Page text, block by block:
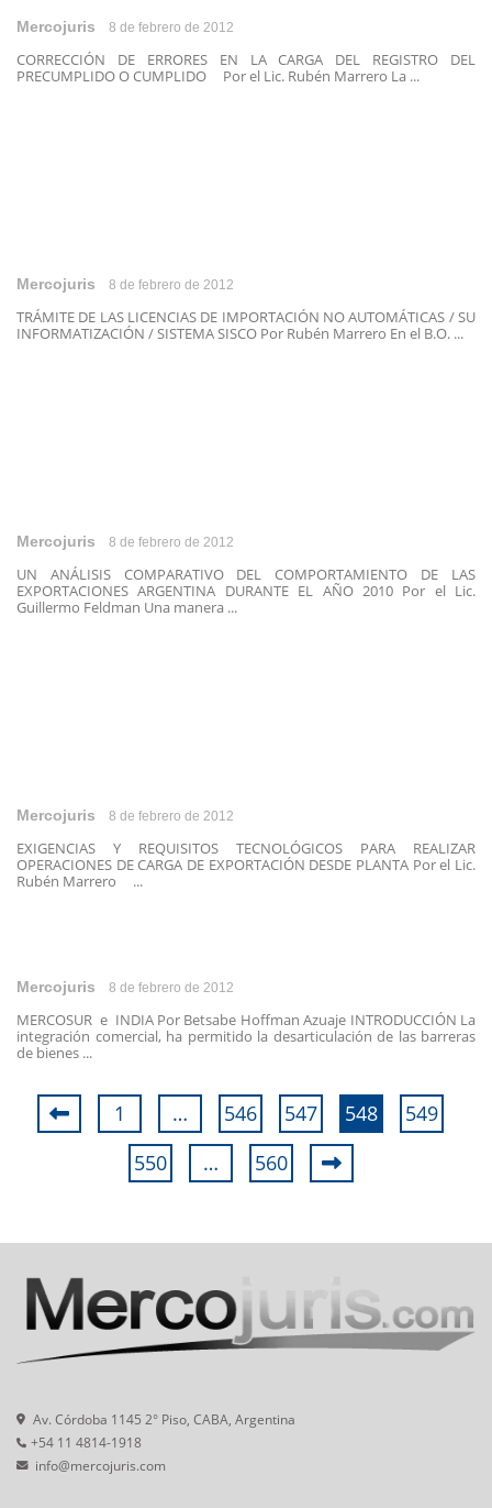
Mercojuris 8 de febrero de 2012
CORRECCIÓN DE ERRORES EN LA CARGA DEL REGISTRO DEL
PRECUMPLIDO O CUMPLIDO Por el Lic. Rubén Marrero La ...
Mercojuris 8 de febrero de 2012
TRÁMITE DE LAS LICENCIAS DE IMPORTACIÓN NO AUTOMÁTICAS / SU
INFORMATIZACIÓN / SISTEMA SISCO Por Rubén Marrero En el B.O. ...
Mercojuris 8 de febrero de 2012
UN ANÁLISIS COMPARATIVO DEL COMPORTAMIENTO DE LAS
EXPORTACIONES ARGENTINA DURANTE EL AÑO 2010 Por el Lic.
Guillermo Feldman Una manera ...
Mercojuris 8 de febrero de 2012
EXIGENCIAS Y REQUISITOS TECNOLÓGICOS PARA REALIZAR
OPERACIONES DE CARGA DE EXPORTACIÓN DESDE PLANTA Por el Lic.
Rubén Marrero ...
Mercojuris 8 de febrero de 2012
MERCOSUR e INDIA Por Betsabe Hoffman Azuaje INTRODUCCIÓN La
integración comercial, ha permitido la desarticulación de las barreras
de bienes ...
1 … 546 547 548
549
550
… 560
Av. Córdoba 1145 2° Piso, CABA, Argentina
+54 11 4814-1918
info@mercojuris.com